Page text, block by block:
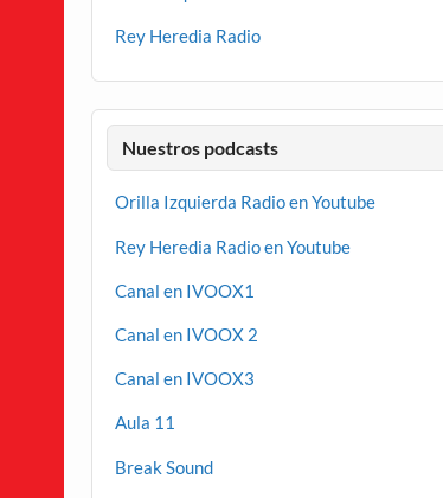
Rey Heredia Radio
Nuestros podcasts
Orilla Izquierda Radio en Youtube
Rey Heredia Radio en Youtube
Canal en IVOOX1
Canal en IVOOX 2
Canal en IVOOX3
Aula 11
Break Sound